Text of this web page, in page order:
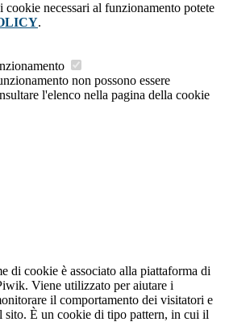
cookie necessari al funzionamento potete
.
non possono essere
l'elenco nella pagina della cookie
di cookie è associato alla piattaforma di
Viene utilizzato per aiutare i
il comportamento dei visitatori e
sito. È un cookie di tipo pattern, in cui il